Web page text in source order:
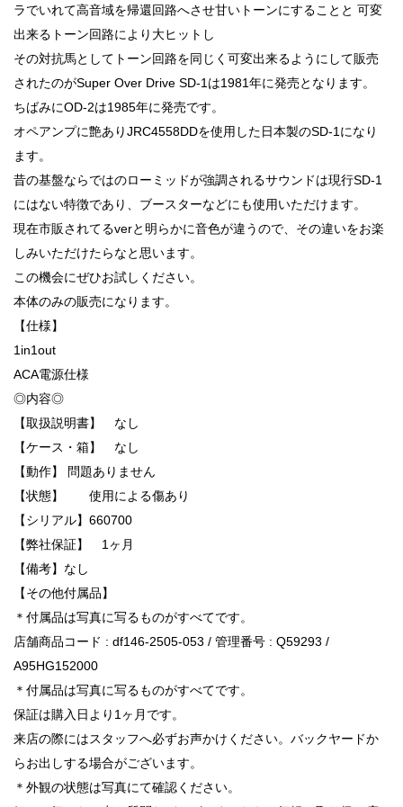
ラでいれて高音域を帰還回路へさせ甘いトーンにすることと 可変
出来るトーン回路により大ヒットし
その対抗馬としてトーン回路を同じく可変出来るようにして販売
されたのがSuper Over Drive SD-1は1981年に発売となります。
ちばみにOD-2は1985年に発売です。
オペアンプに艶ありJRC4558DDを使用した日本製のSD-1になり
ます。
昔の基盤ならではのローミッドが強調されるサウンドは現行SD-1
にはない特徴であり、ブースターなどにも使用いただけます。
現在市販されてるverと明らかに音色が違うので、その違いをお楽
しみいただけたらなと思います。
この機会にぜひお試しください。
本体のみの販売になります。
【仕様】
1in1out
ACA電源仕様
◎内容◎
【取扱説明書】 なし
【ケース・箱】 なし
【動作】 問題ありません
【状態】 使用による傷あり
【シリアル】660700
【弊社保証】 1ヶ月
【備考】なし
【その他付属品】
＊付属品は写真に写るものがすべてです。
店舗商品コード : df146-2505-053 / 管理番号 : Q59293 /
A95HG152000
＊付属品は写真に写るものがすべてです。
保証は購入日より1ヶ月です。
来店の際にはスタッフへ必ずお声かけください。バックヤードか
らお出しする場合がございます。
＊外観の状態は写真にて確認ください。